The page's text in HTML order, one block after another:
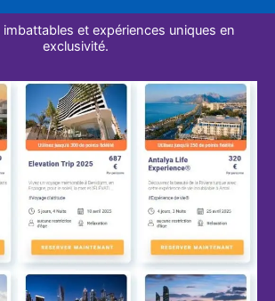
et expériences uniques en
exclusivité.